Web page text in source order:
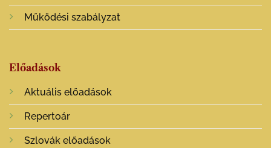
Működési szabályzat
Előadások
Aktuális előadások
Repertoár
Szlovák előadások